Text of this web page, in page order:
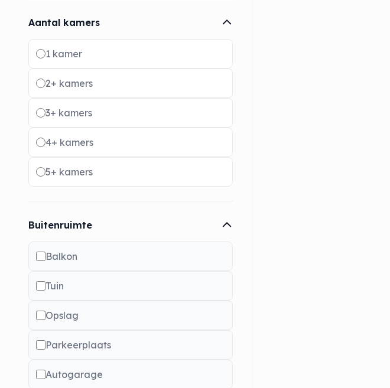
Aantal kamers
Radio buttons
1 kamer
2+ kamers
3+ kamers
4+ kamers
5+ kamers
Buitenruimte
Balkon
Tuin
Opslag
Parkeerplaats
Autogarage